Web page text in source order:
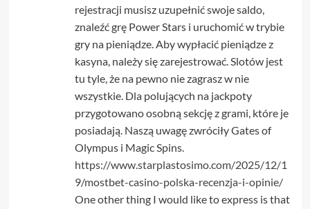
rejestracji musisz uzupełnić swoje saldo,
znaleźć grę Power Stars i uruchomić w trybie
gry na pieniądze. Aby wypłacić pieniądze z
kasyna, należy się zarejestrować. Slotów jest
tu tyle, że na pewno nie zagrasz w nie
wszystkie. Dla polujących na jackpoty
przygotowano osobną sekcję z grami, które je
posiadają. Naszą uwagę zwróciły Gates of
Olympus i Magic Spins.
https://www.starplastosimo.com/2025/12/1
9/mostbet-casino-polska-recenzja-i-opinie/
One other thing I would like to express is that